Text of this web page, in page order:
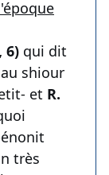
6) qui dit
shiour
et R.
très